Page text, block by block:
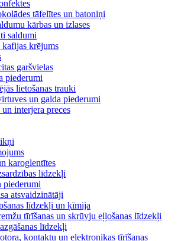
tāfelītes un batoniņi
kārbas un izlases
saldumi
kafijas krējums
garšvielas
piederumi
lietošanas trauki
un galda piederumi
interjera preces
karoglentītes
līdzekļi
piederumi
atsvaidzinātāji
līdzekļi un ķīmija
tīrīšanas un skrūvju eļļošanas līdzekļi
līdzekļi
kontaktu un elektronikas tīrīšanas